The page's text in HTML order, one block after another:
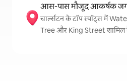
आस-पास मौजूद आकर्षक
चार्ल्सटन के टॉप स्पॉट्स में
Tree और King Street शामिल